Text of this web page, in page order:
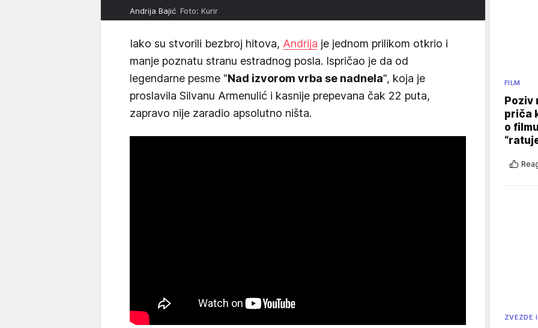
Andrija Bajić Foto: Kurir
Iako su stvorili bezbroj hitova, Andrija je jednom prilikom otkrio i
manje poznatu stranu estradnog posla. Ispričao je da od
legendarne pesme "Nad izvorom vrba se nadnela", koja je
proslavila Silvanu Armenulić i kasnije prepevana čak 22 puta,
zapravo nije zaradio apsolutno ništa.
FILM
Poziv
priča
o
ZVEZDE